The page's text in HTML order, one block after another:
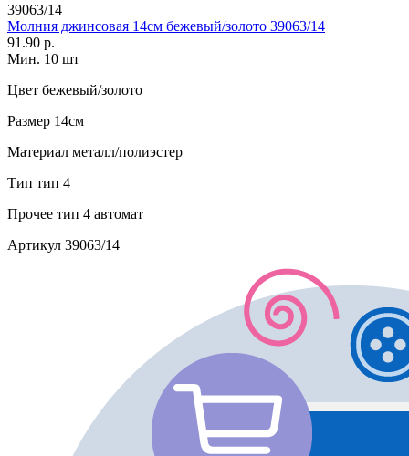
39063/14
Молния джинсовая 14см бежевый/золото 39063/14
91.90 р.
Мин. 10 шт
Цвет бежевый/золото
Размер 14см
Материал металл/полиэстер
Тип тип 4
Прочее тип 4 автомат
Артикул 39063/14